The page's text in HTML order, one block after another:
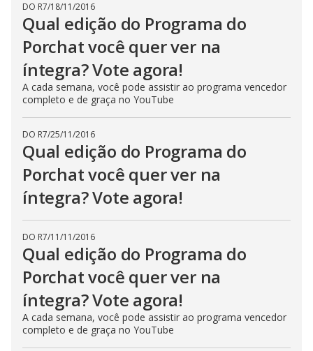
DO R7/18/11/2016
Qual edição do Programa do
Porchat você quer ver na
íntegra? Vote agora!
A cada semana, você pode assistir ao programa vencedor
completo e de graça no YouTube
DO R7/25/11/2016
Qual edição do Programa do
Porchat você quer ver na
íntegra? Vote agora!
DO R7/11/11/2016
Qual edição do Programa do
Porchat você quer ver na
íntegra? Vote agora!
A cada semana, você pode assistir ao programa vencedor
completo e de graça no YouTube